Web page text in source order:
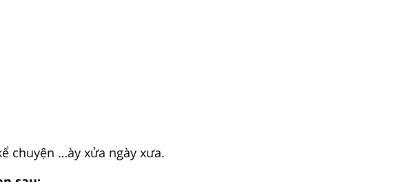
chuyện …ày xửa ngày xưa.